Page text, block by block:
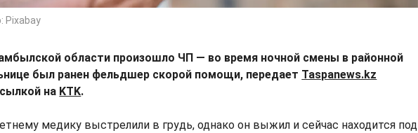
Pixabay
области произошло ЧП — во время ночной смены в районной
был ранен фельдшер скорой помощи, передает Taspanews.kz
на KTK.
медику выстрелили в грудь, однако он выжил и сейчас находится под